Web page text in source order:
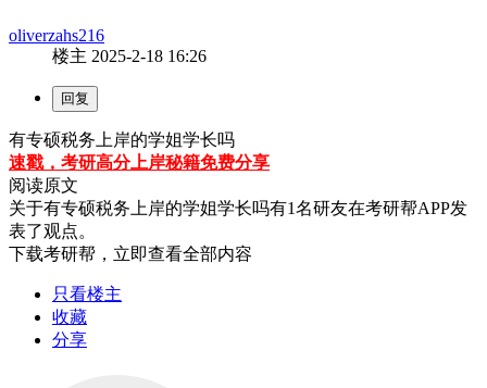
oliverzahs216
楼主 2025-2-18 16:26
有专硕税务上岸的学姐学长吗
速戳，考研高分上岸秘籍免费分享
阅读原文
关于有专硕税务上岸的学姐学长吗有1名研友在考研帮APP发
表了观点。
下载考研帮，立即查看全部内容
只看楼主
收藏
分享